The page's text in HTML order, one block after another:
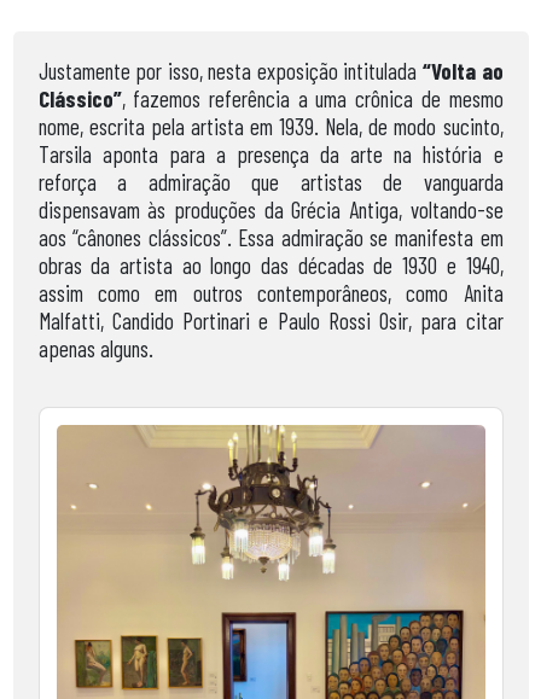
Justamente por isso, nesta exposição intitulada “Volta ao
Clássico”, fazemos referência a uma crônica de mesmo
nome, escrita pela artista em 1939. Nela, de modo sucinto,
Tarsila aponta para a presença da arte na história e
reforça a admiração que artistas de vanguarda
dispensavam às produções da Grécia Antiga, voltando-se
aos “cânones clássicos”. Essa admiração se manifesta em
obras da artista ao longo das décadas de 1930 e 1940,
assim como em outros contemporâneos, como Anita
Malfatti, Candido Portinari e Paulo Rossi Osir, para citar
apenas alguns.